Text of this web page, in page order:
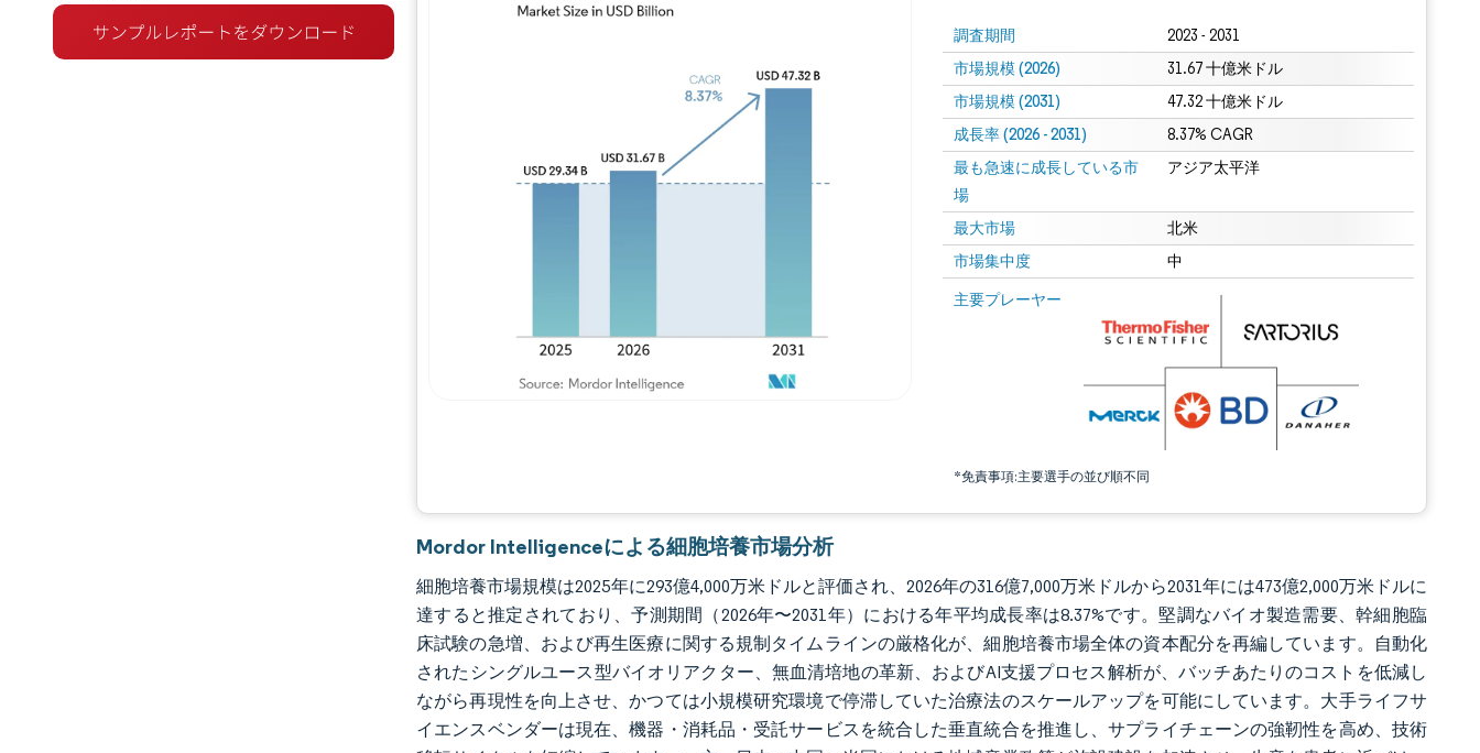
トレンドとインサイト 調査期間 2023 - 2031
市場規模 (2026) 31.67 十億米ドル
市場規模 (2031) 47.32 十億米ドル
成長率 (2026 - 2031) 8.37% CAGR
最も急速に成長している市
場
アジア太平洋
最大市場 北米
市場集中度 中
主要プレーヤー
*免責事項:主要選手の並び順不同
画像 © Mordor Intelligence。再利用にはCC BY 4.0の表示が必要です。
画像 © Mordor Intelligence。再利用にはCC BY 4.0の表示が必要です。
Mordor Intelligenceによる細胞培養市場分析
細胞培養市場規模は2025年に293億4,000万米ドルと評価され、2026年の316億7,000万米ドルから2031年には473億2,000万米ドルに
達すると推定されており、予測期間（2026年〜2031年）における年平均成長率は8.37%です。堅調なバイオ製造需要、幹細胞臨
床試験の急増、および再生医療に関する規制タイムラインの厳格化が、細胞培養市場全体の資本配分を再編しています。自動化
されたシングルユース型バイオリアクター、無血清培地の革新、およびAI支援プロセス解析が、バッチあたりのコストを低減し
ながら再現性を向上させ、かつては小規模研究環境で停滞していた治療法のスケールアップを可能にしています。大手ライフサ
イエンスベンダーは現在、機器・消耗品・受託サービスを統合した垂直統合を推進し、サプライチェーンの強靭性を高め、技術